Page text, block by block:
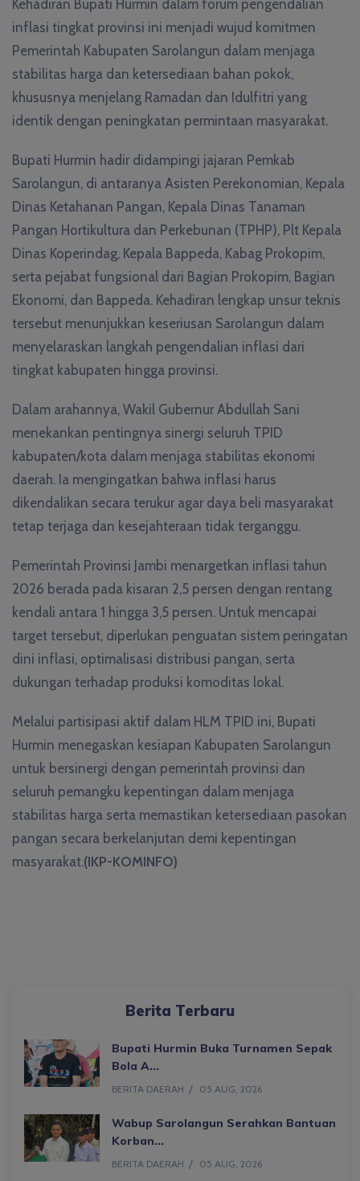
Kehadiran Bupati Hurmin dalam forum pengendalian
inflasi tingkat provinsi ini menjadi wujud komitmen
Pemerintah Kabupaten Sarolangun dalam menjaga
stabilitas harga dan ketersediaan bahan pokok,
khususnya menjelang Ramadan dan Idulfitri yang
identik dengan peningkatan permintaan masyarakat.
Bupati Hurmin hadir didampingi jajaran Pemkab
Sarolangun, di antaranya Asisten Perekonomian, Kepala
Dinas Ketahanan Pangan, Kepala Dinas Tanaman
Pangan Hortikultura dan Perkebunan (TPHP), Plt Kepala
Dinas Koperindag, Kepala Bappeda, Kabag Prokopim,
serta pejabat fungsional dari Bagian Prokopim, Bagian
Ekonomi, dan Bappeda. Kehadiran lengkap unsur teknis
tersebut menunjukkan keseriusan Sarolangun dalam
menyelaraskan langkah pengendalian inflasi dari
tingkat kabupaten hingga provinsi.
Dalam arahannya, Wakil Gubernur Abdullah Sani
menekankan pentingnya sinergi seluruh TPID
kabupaten/kota dalam menjaga stabilitas ekonomi
daerah. Ia mengingatkan bahwa inflasi harus
dikendalikan secara terukur agar daya beli masyarakat
tetap terjaga dan kesejahteraan tidak terganggu.
Pemerintah Provinsi Jambi menargetkan inflasi tahun
2026 berada pada kisaran 2,5 persen dengan rentang
kendali antara 1 hingga 3,5 persen. Untuk mencapai
target tersebut, diperlukan penguatan sistem peringatan
dini inflasi, optimalisasi distribusi pangan, serta
dukungan terhadap produksi komoditas lokal.
Melalui partisipasi aktif dalam HLM TPID ini, Bupati
Hurmin menegaskan kesiapan Kabupaten Sarolangun
untuk bersinergi dengan pemerintah provinsi dan
seluruh pemangku kepentingan dalam menjaga
stabilitas harga serta memastikan ketersediaan pasokan
pangan secara berkelanjutan demi kepentingan
masyarakat.(IKP-KOMINFO)
Berita Terbaru
Bupati Hurmin Buka Turnamen Sepak
Bola A...
BERITA DAERAH 05 AUG, 2026
Wabup Sarolangun Serahkan Bantuan
Korban...
BERITA DAERAH 05 AUG, 2026